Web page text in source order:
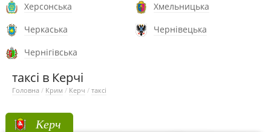
Херсонська
Хмельницька
Черкаська
Чернівецька
Чернігівська
таксі в Керчі
Головна / Крим / Керч / таксі
Керч